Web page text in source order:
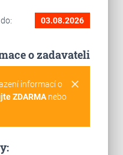
03.08.2026
o zadavateli
clear
informací o
ZDARMAnebo